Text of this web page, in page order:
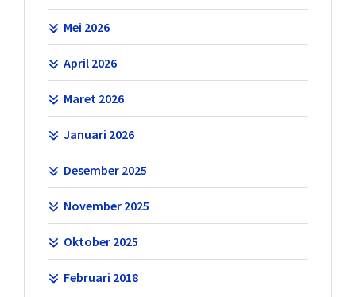
Mei 2026
April 2026
Maret 2026
Januari 2026
Desember 2025
November 2025
Oktober 2025
Februari 2018